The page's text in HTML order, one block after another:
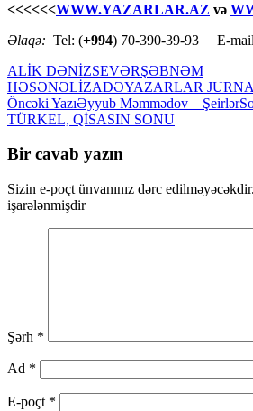
<<<<<<WWW.YAZARLAR.AZ və
Əlaqə: Tel: (+994) 70-390-39-93 E-
ALİK DƏNİZSEVƏRŞƏBNƏM
HƏSƏNƏLİZADƏYAZARLAR
Yazılar
üzrə
naviqasiya
Öncəki YazıƏyyub Məmmədov – Şeirlər
TÜRKEL, QİSASIN SONU
Bir cavab yazın
Sizin e-poçt ünvanınız dərc edilməyəcəkdir.
işarələnmişdir
Şərh *
Ad *
E-poçt *